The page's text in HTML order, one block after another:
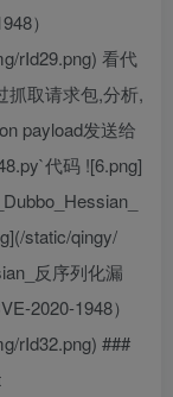
）
rId29.png) 看代
抓取请求包,分析,
payload发送给
代码 ![6.png]
static/qingy/
反序列化漏
2020-1948）
rId32.png) ###